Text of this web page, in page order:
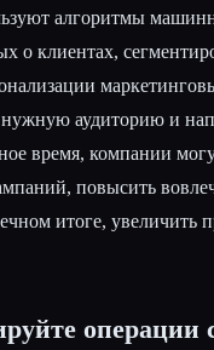
алгоритмы
о клиентах,
аудиторию и
время, компании
повысить
итоге, увеличить